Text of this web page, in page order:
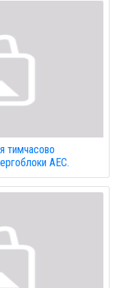
тимчасово
АЕС.